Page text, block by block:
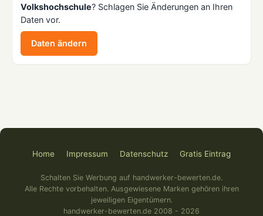
Volkshochschule? Schlagen Sie Änderungen an Ihren
Daten vor.
Daten ändern
Home Impressum Datenschutz Gratis Eintrag
Schalten Sie Werbung auf handwerker-bewerten.de.
Alle Rechte vorbehalten. Ausgewiesene Marken gehören ihren
jeweiligen Eigentümern.
handwerker-bewerten.de 2008 - 2026